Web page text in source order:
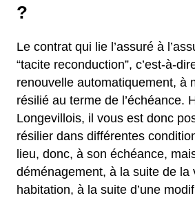
?
Le contrat qui lie l’assuré à
“tacite reconduction”, c’est-à-
renouvelle automatiquement, à
résilié au terme de l’échéance.
Longevillois, il vous est donc
résilier dans différentes
lieu, donc, à son échéance,
déménagement, à la suite de la
habitation, à la suite d’une